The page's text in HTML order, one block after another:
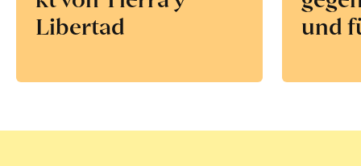
Libertad
und